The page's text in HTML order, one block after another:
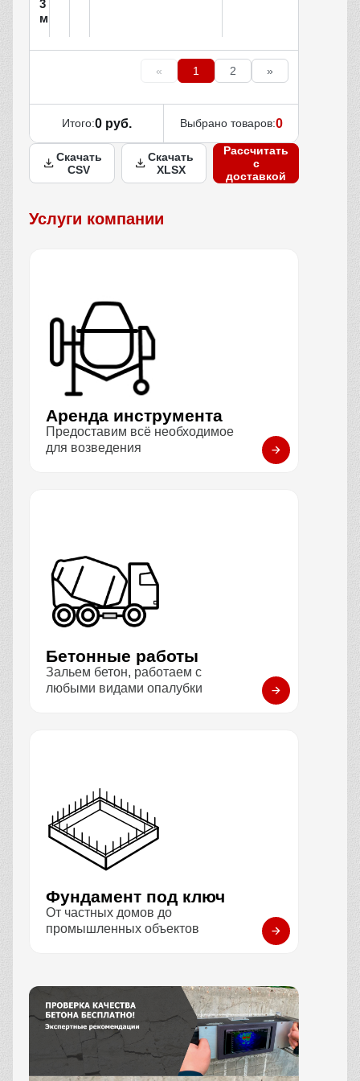
3
м
« 1 2 »
Итого:0 руб. Выбрано товаров:0
Скачать
CSV
Скачать
XLSX
Рассчитать
с
доставкой
Услуги компании
Аренда инструмента
Предоставим всё необходимое
для возведения
Бетонные работы
Зальем бетон, работаем с
любыми видами опалубки
Фундамент под ключ
От частных домов до
промышленных объектов